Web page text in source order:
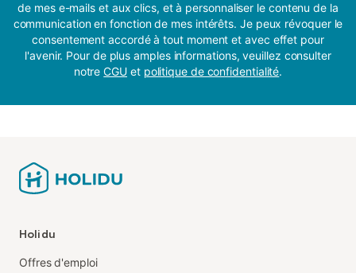
de mes e-mails et aux clics, et à personnaliser le contenu de la
communication en fonction de mes intérêts. Je peux révoquer le
consentement accordé à tout moment et avec effet pour
l'avenir. Pour de plus amples informations, veuillez consulter
notreCGU et politique de confidentialité.
Holidu
Offres d'emploi